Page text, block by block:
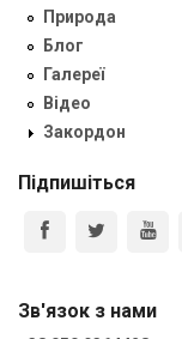
Природа
Блог
Галереї
Відео
Закордон
Підпишіться
Зв'язок з нами